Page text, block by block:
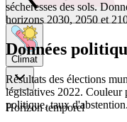
Climat
Horizon temporel
sécheresses des sols.
horizons 2030, 2050 et
Données
Résultats des élections
législatives 2022. Couleur
politique, taux d'abstention.